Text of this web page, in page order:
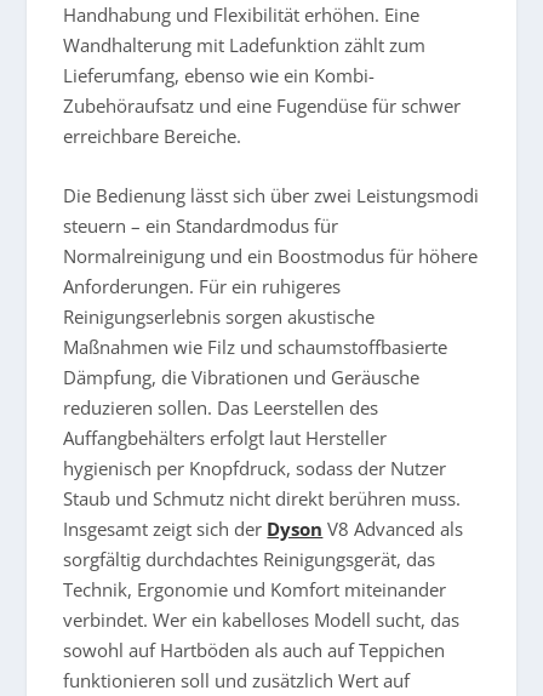
Handhabung und Flexibilität erhöhen. Eine
Wandhalterung mit Ladefunktion zählt zum
Lieferumfang, ebenso wie ein Kombi-
Zubehöraufsatz und eine Fugendüse für schwer
erreichbare Bereiche.
Die Bedienung lässt sich über zwei Leistungsmodi
steuern – ein Standardmodus für
Normalreinigung und ein Boostmodus für höhere
Anforderungen. Für ein ruhigeres
Reinigungserlebnis sorgen akustische
Maßnahmen wie Filz und schaumstoffbasierte
Dämpfung, die Vibrationen und Geräusche
reduzieren sollen. Das Leerstellen des
Auffangbehälters erfolgt laut Hersteller
hygienisch per Knopfdruck, sodass der Nutzer
Staub und Schmutz nicht direkt berühren muss.
Insgesamt zeigt sich der Dyson V8 Advanced als
sorgfältig durchdachtes Reinigungsgerät, das
Technik, Ergonomie und Komfort miteinander
verbindet. Wer ein kabelloses Modell sucht, das
sowohl auf Hartböden als auch auf Teppichen
funktionieren soll und zusätzlich Wert auf